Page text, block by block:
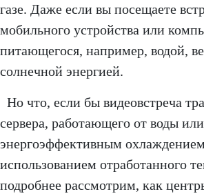
газе. Даже если вы посещаете
мобильного устройства или
питающегося, например, водой,
солнечной энергией.
Но что, если бы видеовстреча
сервера, работающего от воды
энергоэффективным
использованием отработанного
подробнее рассмотрим, как